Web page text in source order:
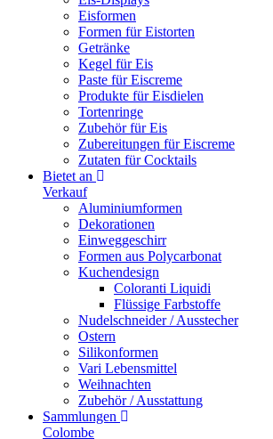
Eisformen
Formen für Eistorten
Getränke
Kegel für Eis
Paste für Eiscreme
Produkte für Eisdielen
Tortenringe
Zubehör für Eis
Zubereitungen für Eiscreme
Zutaten für Cocktails
Bietet an
Verkauf
Aluminiumformen
Dekorationen
Einweggeschirr
Formen aus Polycarbonat
Kuchendesign
Coloranti Liquidi
Flüssige Farbstoffe
Nudelschneider / Ausstecher
Ostern
Silikonformen
Vari Lebensmittel
Weihnachten
Zubehör / Ausstattung
Sammlungen
Colombe